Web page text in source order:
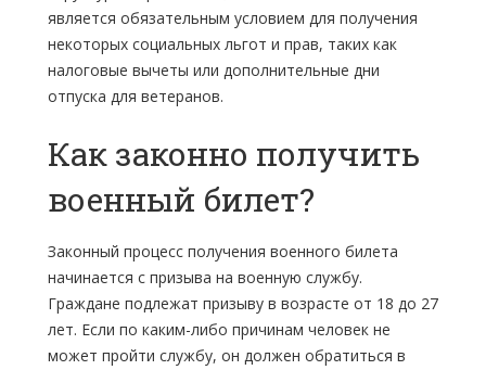
является обязательным условием для получения
некоторых социальных льгот и прав, таких как
налоговые вычеты или дополнительные дни
отпуска для ветеранов.
Как законно получить
военный билет?
Законный процесс получения военного билета
начинается с призыва на военную службу.
Граждане подлежат призыву в возрасте от 18 до 27
лет. Если по каким-либо причинам человек не
может пройти службу, он должен обратиться в